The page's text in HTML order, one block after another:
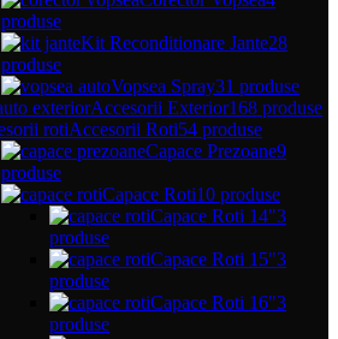
produse
Kit Reconditionare Jante28
produse
Vopsea Spray31 produse
Accesorii Exterior168 produse
Accesorii Roti54 produse
Capace Prezoane9
produse
Capace Roti10 produse
Capace Roti 14"3
produse
Capace Roti 15"3
produse
Capace Roti 16"3
produse